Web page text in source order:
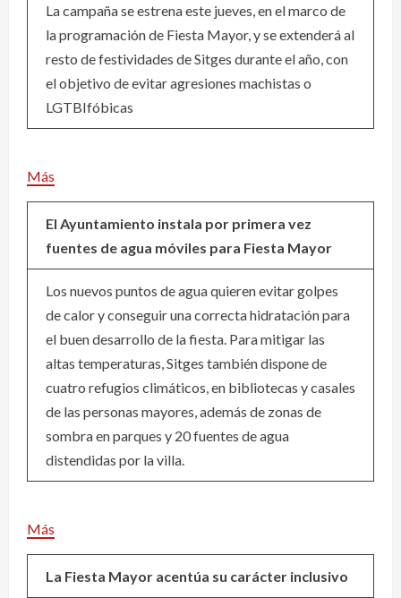
La campaña se estrena este jueves, en el marco de
la programación de Fiesta Mayor, y se extenderá al
resto de festividades de Sitges durante el año, con
el objetivo de evitar agresiones machistas o
LGTBIfóbicas
Más
El Ayuntamiento instala por primera vez
fuentes de agua móviles para Fiesta Mayor
Los nuevos puntos de agua quieren evitar golpes
de calor y conseguir una correcta hidratación para
el buen desarrollo de la fiesta. Para mitigar las
altas temperaturas, Sitges también dispone de
cuatro refugios climáticos, en bibliotecas y casales
de las personas mayores, además de zonas de
sombra en parques y 20 fuentes de agua
distendidas por la villa.
Más
La Fiesta Mayor acentúa su carácter inclusivo